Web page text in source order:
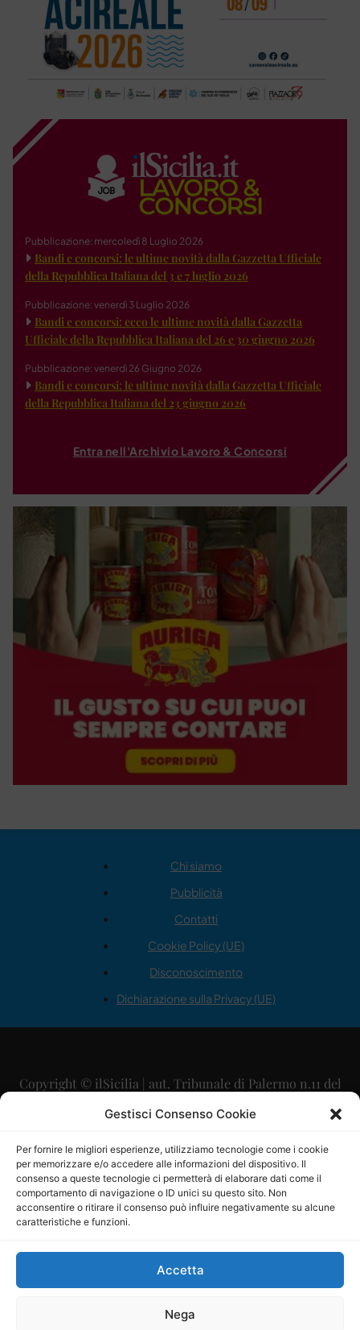
Gestisci Consenso Cookie
Per fornire le migliori esperienze, utilizziamo tecnologie come i cookie
per memorizzare e/o accedere alle informazioni del dispositivo. Il
consenso a queste tecnologie ci permetterà di elaborare dati come il
comportamento di navigazione o ID unici su questo sito. Non
acconsentire o ritirare il consenso può influire negativamente su alcune
caratteristiche e funzioni.
Accetta
Nega
Pubblicazione: mercoledì 8 Luglio 2026
Bandi e concorsi: le ultime novità dalla Gazzetta Ufficiale
della Repubblica Italiana del 3 e 7 luglio 2026
Pubblicazione: venerdì 3 Luglio 2026
Bandi e concorsi: ecco le ultime novità dalla Gazzetta
Ufficiale della Repubblica Italiana del 26 e 30 giugno 2026
Pubblicazione: venerdì 26 Giugno 2026
Bandi e concorsi: le ultime novità dalla Gazzetta Ufficiale
della Repubblica Italiana del 23 giugno 2026
Entra nell'Archivio Lavoro & Concorsi
Chi siamo
Pubblicità
Contatti
Cookie Policy (UE)
Disconoscimento
Dichiarazione sulla Privacy (UE)
Copyright © ilSicilia | aut. Tribunale di Palermo n.11 del
29/09/2015
Direttore Editoriale: Maurizio Scaglione
Direttore Responsabile: Maria Calabrese
P.IVA: 06334930820
Mercurio Comunicazione Società Cooperativa a r.l. è
iscritta al Registro degli Operatori di Comunicazione al